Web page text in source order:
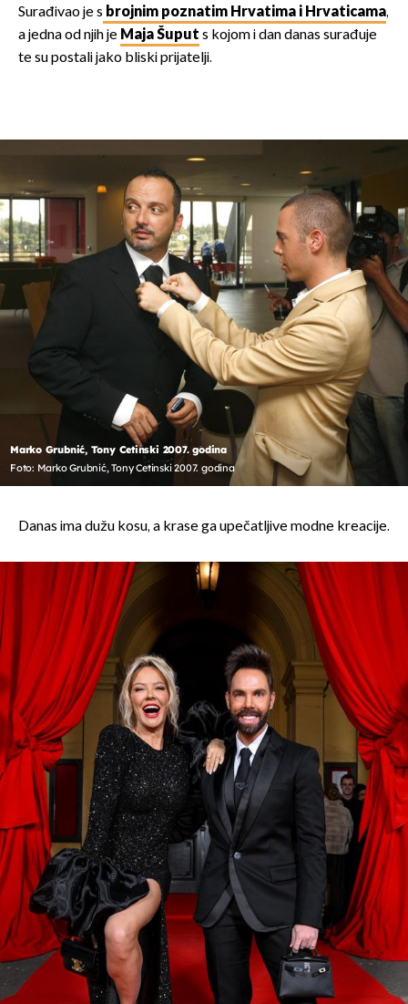
Surađivao je s brojnim poznatim Hrvatima i Hrvaticama,
a jedna od njih je Maja Šuput s kojom i dan danas surađuje
te su postali jako bliski prijatelji.
Marko Grubnić, Tony Cetinski 2007. godina
Foto: Marko Grubnić, Tony Cetinski 2007. godina
Danas ima dužu kosu, a krase ga upečatljive modne kreacije.